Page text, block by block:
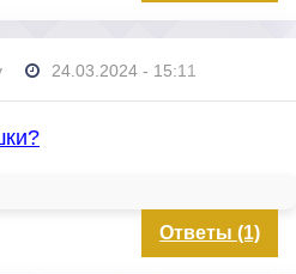
24.03.2024 - 15:11
Ответы (1)